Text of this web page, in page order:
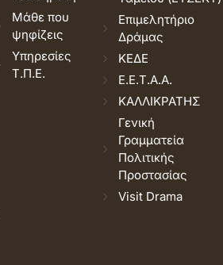
Μάθε που
ψηφίζεις
Υπηρεσίες
Τ.Π.Ε.
Επιμελητήριο
Δράμας
ΚΕΔΕ
Ε.Ε.Τ.Α.Α.
ΚΑΛΛΙΚΡΑΤΗΣ
Γενική
Γραμματεία
Πολιτικής
Προστασίας
Visit Drama